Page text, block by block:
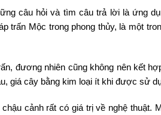
câu hỏi và tìm câu trả lời là ứng
trấn Mộc trong phong thủy, là một
đương nhiên cũng không nên kết
giá cây bằng kim loại ít khi được sử
cảnh rất có giá trị về nghệ thuật.